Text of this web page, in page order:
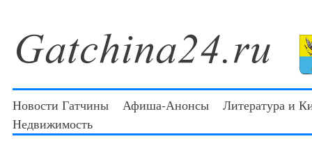
Новости Гатчины Афиша-Анонсы
Литература и
Недвижимость